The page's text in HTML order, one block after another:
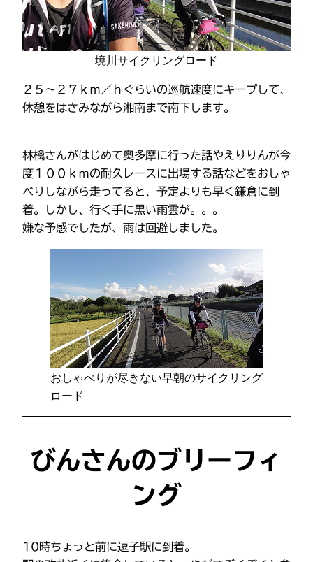
境川サイクリングロード
２５～２７ｋｍ／ｈぐらいの巡航速度にキープして、
休憩をはさみながら湘南まで南下します。
林檎さんがはじめて奥多摩に行った話やえりりんが今
度１００ｋｍの耐久レースに出場する話などをおしゃ
べりしながら走ってると、予定よりも早く鎌倉に到
着。しかし、行く手に黒い雨雲が。。。
嫌な予感でしたが、雨は回避しました。
おしゃべりが尽きない早朝のサイクリング
ロード
びんさんのブリーフィ
ング
10時ちょっと前に逗子駅に到着。